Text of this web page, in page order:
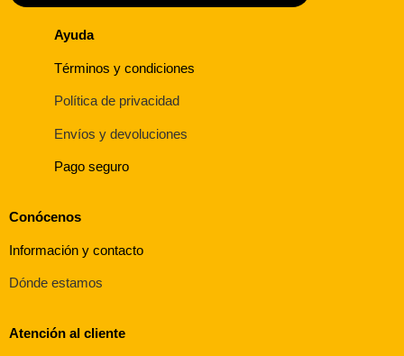
Ayuda
Términos y condiciones
Política de privacidad
Envíos y devoluciones
Pago seguro
Conócenos
Información y contacto
Dónde estamos
Atención al cliente